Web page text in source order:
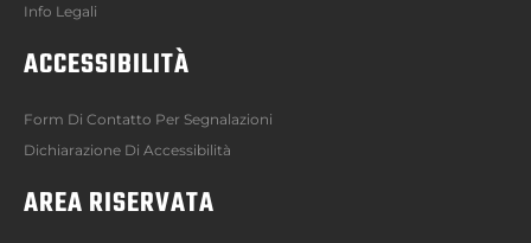
Info Legali
ACCESSIBILITÀ
Form Di Contatto Per Segnalazioni
Dichiarazione Di Accessibilità
AREA RISERVATA